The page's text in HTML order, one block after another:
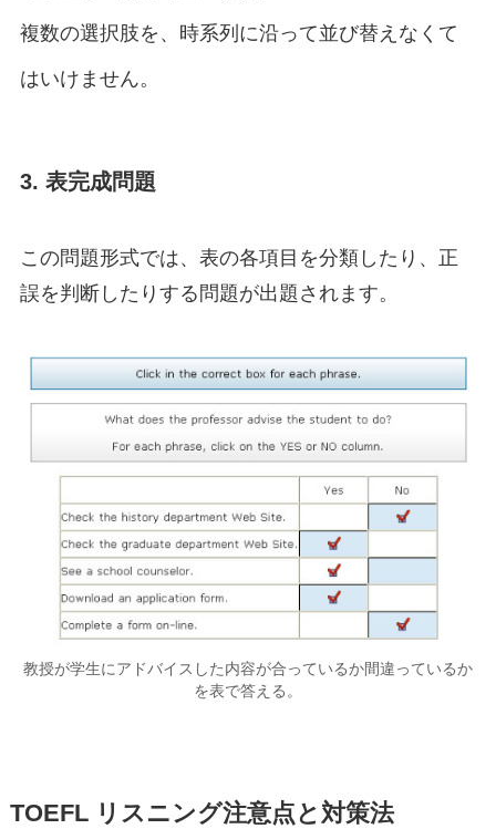
複数の選択肢を、時系列に沿って並び替えなくて
はいけません。
3. 表完成問題
この問題形式では、表の各項目を分類したり、正
誤を判断したりする問題が出題されます。
教授が学生にアドバイスした内容が合っているか間違っているか
を表で答える。
TOEFL リスニング注意点と対策法